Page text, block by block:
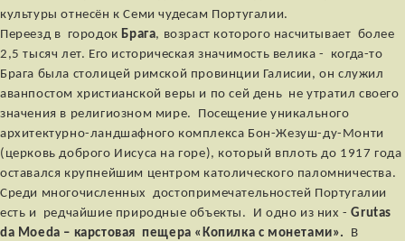
культуры отнесён к Семи чудесам Португалии.
Переезд в городок Брага, возраст которого насчитывает более
2,5 тысяч лет. Его историческая значимость велика - когда-то
Брага была столицей римской провинции Галисии, он служил
аванпостом христианской веры и по сей день не утратил своего
значения в религиозном мире. Посещение уникального
архитектурно-ландшафного комплекса Бон-Жезуш-ду-Монти
(церковь доброго Иисуса на горе), который вплоть до 1917 года
оставался крупнейшим центром католического паломничества.
Среди многочисленных достопримечательностей Португалии
есть и редчайшие природные объекты. И одно из них -Grutas
da Moeda – карстовая пещера «Копилка с монетами».
В